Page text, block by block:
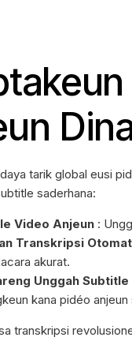
tarik global eusi
saderhana:
Video Anjeun :
Transkripsi
akurat.
Unggah Subtitle
kana pidéo anjeun
transkripsi